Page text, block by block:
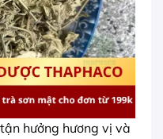
hưởng hương vị và